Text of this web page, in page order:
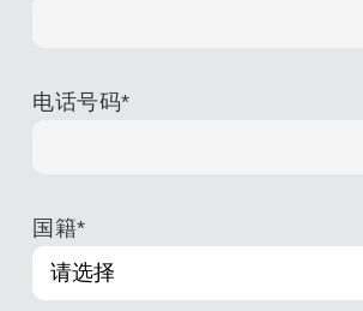
电话号码*
国籍*